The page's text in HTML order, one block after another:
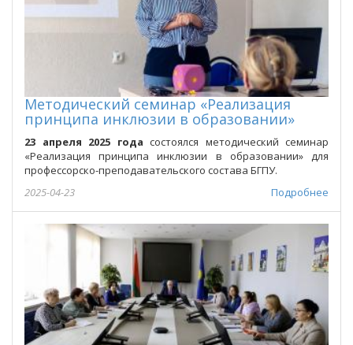
Методический семинар «Реализация
принципа инклюзии в образовании»
23 апреля 2025 года состоялся методический семинар
«Реализация принципа инклюзии в образовании» для
профессорско-преподавательского состава БГПУ.
Подробнее
2025-04-23